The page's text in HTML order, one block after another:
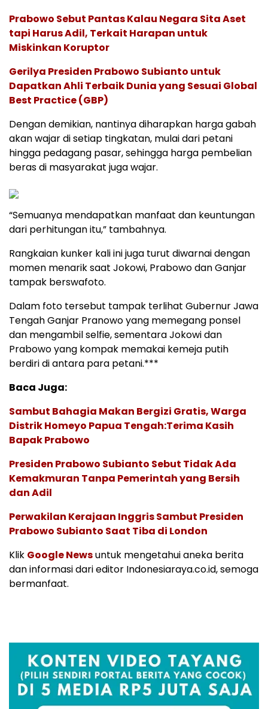
Prabowo Sebut Pantas Kalau Negara Sita Aset
tapi Harus Adil, Terkait Harapan untuk
Miskinkan Koruptor
Gerilya Presiden Prabowo Subianto untuk
Dapatkan Ahli Terbaik Dunia yang Sesuai Global
Best Practice (GBP)
Dengan demikian, nantinya diharapkan harga gabah
akan wajar di setiap tingkatan, mulai dari petani
hingga pedagang pasar, sehingga harga pembelian
beras di masyarakat juga wajar.
“Semuanya mendapatkan manfaat dan keuntungan
dari perhitungan itu,” tambahnya.
Rangkaian kunker kali ini juga turut diwarnai dengan
momen menarik saat Jokowi, Prabowo dan Ganjar
tampak berswafoto.
Dalam foto tersebut tampak terlihat Gubernur Jawa
Tengah Ganjar Pranowo yang memegang ponsel
dan mengambil selfie, sementara Jokowi dan
Prabowo yang kompak memakai kemeja putih
berdiri di antara para petani.***
Baca Juga:
Sambut Bahagia Makan Bergizi Gratis, Warga
Distrik Homeyo Papua Tengah:Terima Kasih
Bapak Prabowo
Presiden Prabowo Subianto Sebut Tidak Ada
Kemakmuran Tanpa Pemerintah yang Bersih
dan Adil
Perwakilan Kerajaan Inggris Sambut Presiden
Prabowo Subianto Saat Tiba di London
Klik Google Newsuntuk mengetahui aneka berita
dan informasi dari editor Indonesiaraya.co.id, semoga
bermanfaat.